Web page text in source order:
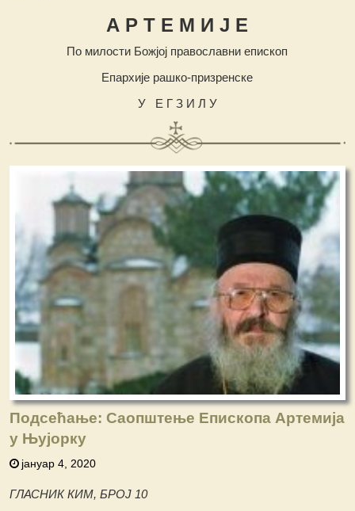
А Р Т Е М И Ј Е
По милости Божјој православни епископ
Епархије рашко-призренске
У Е Г З И Л У
Подсећање: Саопштење Епископа Артемија
у Њујорку
јануар 4, 2020
ГЛАСНИК КИМ, БРОЈ 10